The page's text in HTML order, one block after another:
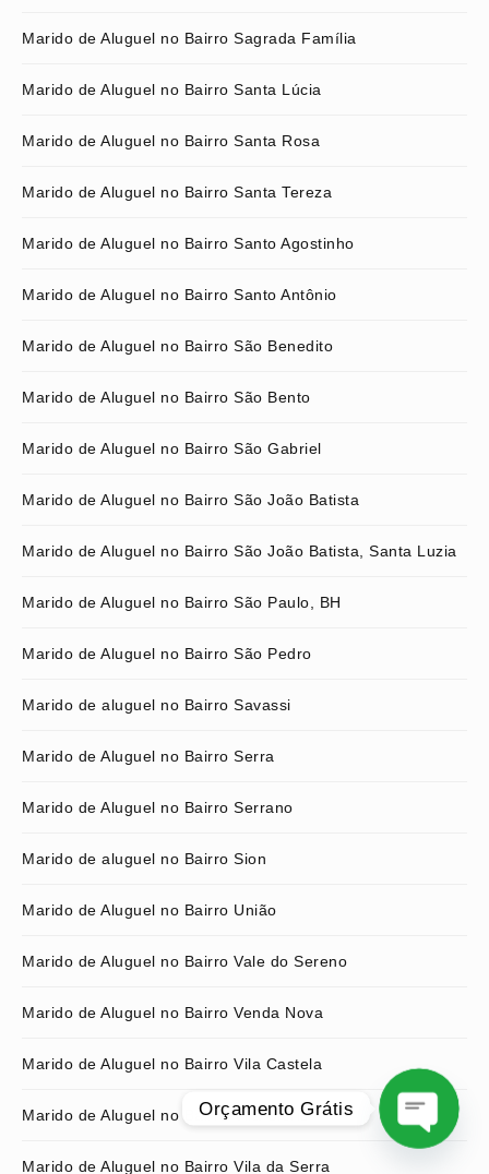
Marido de Aluguel no Bairro Sagrada Família
Marido de Aluguel no Bairro Santa Lúcia
Marido de Aluguel no Bairro Santa Rosa
Marido de Aluguel no Bairro Santa Tereza
Marido de Aluguel no Bairro Santo Agostinho
Marido de Aluguel no Bairro Santo Antônio
Marido de Aluguel no Bairro São Benedito
Marido de Aluguel no Bairro São Bento
Marido de Aluguel no Bairro São Gabriel
Marido de Aluguel no Bairro São João Batista
Marido de Aluguel no Bairro São João Batista, Santa Luzia
Marido de Aluguel no Bairro São Paulo, BH
Marido de Aluguel no Bairro São Pedro
Marido de aluguel no Bairro Savassi
Marido de Aluguel no Bairro Serra
Marido de Aluguel no Bairro Serrano
Marido de aluguel no Bairro Sion
Marido de Aluguel no Bairro União
Marido de Aluguel no Bairro Vale do Sereno
Marido de Aluguel no Bairro Venda Nova
Marido de Aluguel no Bairro Vila Castela
Marido de Aluguel no Bairro Vila Clóris
Marido de Aluguel no Bairro Vila da Serra
Orçamento Grátis